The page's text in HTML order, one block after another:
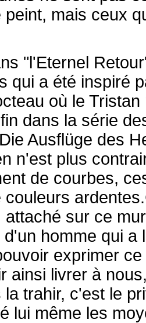
peint, mais ceux
"l'Eternel
qui a été inspiré
où le
dans la série
Ausflüge des
n'est plus
de courbes,
couleurs
attaché sur ce
homme qui a
exprimer
ainsi livrer à
trahir, c'est le
lui même les